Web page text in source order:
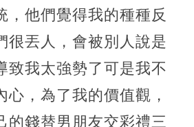
，他們覺得我的種種反
很丟人，會被別人說是
致我太強勢了可是我不
心，為了我的價值觀，
的錢替男朋友交彩禮三